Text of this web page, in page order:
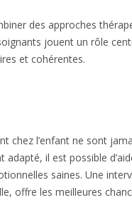
des approches
jouent un rôle
et cohérentes.
chez l’enfant ne sont
adapté, il est possible
saines. Une
offre les meilleures